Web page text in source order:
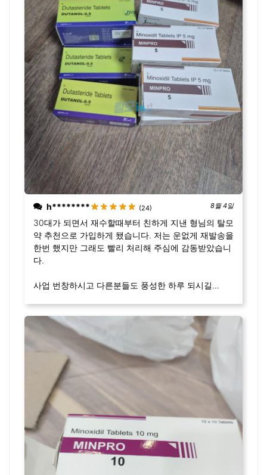
h******** (24) 8월 4일
30대가 되면서 재수할때부터 친하게 지낸 형님의 탈모
약 추천으로 가입하게 됐습니다. 저는 운없게 재발송을
한번 했지만 그래도 빨리 처리해 주심에 감동받았습니
다.
사업 번창하시고 다른분들도 풍성한 하루 되시길...